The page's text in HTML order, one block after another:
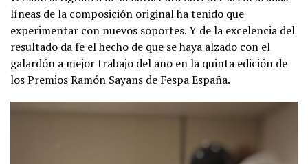
líneas de la composición original ha tenido que
experimentar con nuevos soportes. Y de la excelencia del
resultado da fe el hecho de que se haya alzado con el
galardón a mejor trabajo del año en la quinta edición de
los Premios Ramón Sayans de Fespa España.